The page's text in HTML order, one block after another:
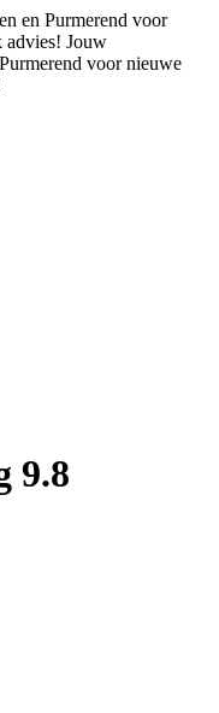
en Purmerend voor
advies! Jouw
voor nieuwe
9.8